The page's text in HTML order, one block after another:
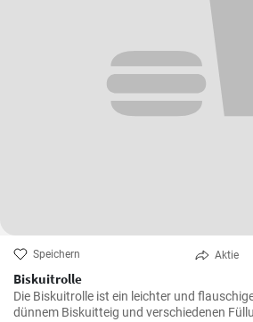
Speichern Aktie
Biskuitrolle
Die Biskuitrolle ist ein leichter und
dünnem Biskuitteig und verschiedenen